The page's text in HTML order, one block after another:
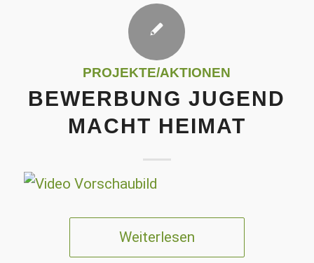
PROJEKTE/AKTIONEN
BEWERBUNG JUGEND
MACHT HEIMAT
Weiterlesen